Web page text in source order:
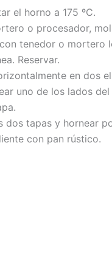
el horno a 175 ºC.
o procesador,
tenedor o mortero
Reservar.
en dos
uno de los lados
dos tapas y hornear
con pan rústico.